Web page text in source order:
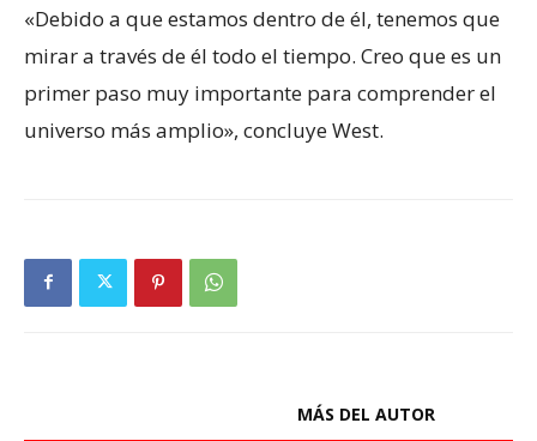
«Debido a que estamos dentro de él, tenemos que
mirar a través de él todo el tiempo. Creo que es un
primer paso muy importante para comprender el
universo más amplio», concluye West.
MÁS DEL AUTOR